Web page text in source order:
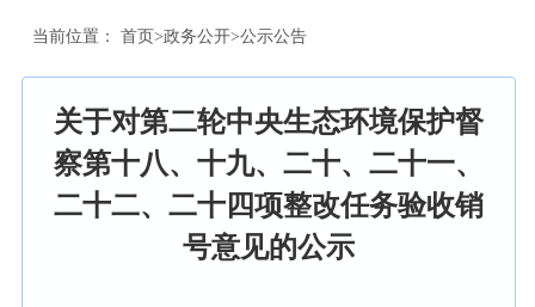
当前位置： 首页>政务公开>公示公告
关于对第二轮中央生态环境保护督
察第十八、十九、二十、二十一、
二十二、二十四项整改任务验收销
号意见的公示